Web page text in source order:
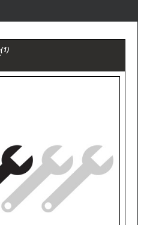
(1)